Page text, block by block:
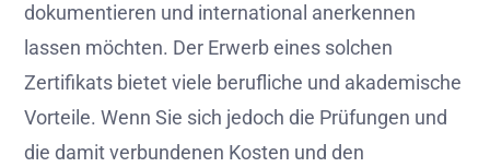
dokumentieren und international anerkennen
lassen möchten. Der Erwerb eines solchen
Zertifikats bietet viele berufliche und akademische
Vorteile. Wenn Sie sich jedoch die Prüfungen und
die damit verbundenen Kosten und den